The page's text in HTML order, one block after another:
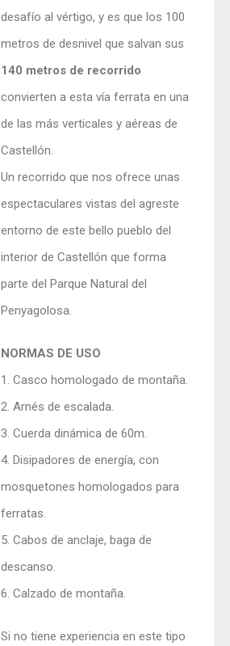
desafío al vértigo, y es que los 100
metros de desnivel que salvan sus
140 metros de recorrido
convierten a esta vía ferrata en una
de las más verticales y aéreas de
Castellón.
Un recorrido que nos ofrece unas
espectaculares vistas del agreste
entorno de este bello pueblo del
interior de Castellón que forma
parte del Parque Natural del
Penyagolosa.
NORMAS DE USO
1. Casco homologado de montaña.
2. Arnés de escalada.
3. Cuerda dinámica de 60m.
4. Disipadores de energía, con
mosquetones homologados para
ferratas.
5. Cabos de anclaje, baga de
descanso.
6. Calzado de montaña.
Si no tiene experiencia en este tipo